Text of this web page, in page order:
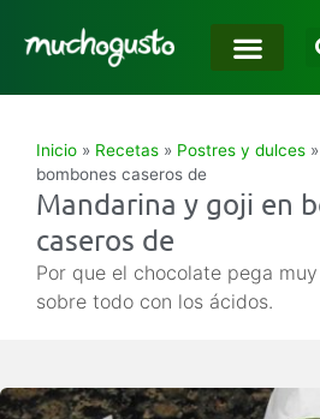
Inicio » Recetas » Postres y dulces »
bombones caseros de
Mandarina y goji en
caseros de
Por que el chocolate pega
sobre todo con los ácidos.